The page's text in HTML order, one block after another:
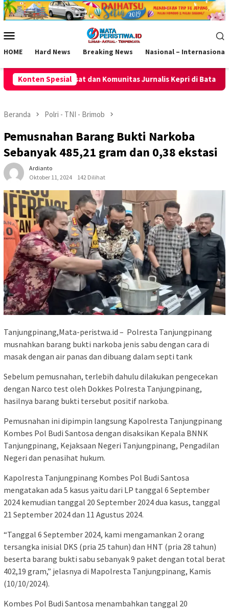
Loncat
ke
Mobile
HOME Hard News Breaking News Nasional – Internasional
Konten Spesial
Jurnalis Kepri di Batam Dishub Gresik Tegas!
Beranda Polri - TNI - Brimob
Pemusnahan Barang Bukti Narkoba
Sebanyak 485,21 gram dan 0,38 ekstasi
Ardianto
Oktober 11, 2024
142 Dilihat
Tanjungpinang,Mata-peristwa.id – Polresta Tanjungpinang
musnahkan barang bukti narkoba jenis sabu dengan cara di
masak dengan air panas dan dibuang dalam septi tank
Sebelum pemusnahan, terlebih dahulu dilakukan pengecekan
dengan Narco test oleh Dokkes Polresta Tanjungpinang,
hasilnya barang bukti tersebut positif narkoba.
Pemusnahan ini dipimpin langsung Kapolresta Tanjungpinang
Kombes Pol Budi Santosa dengan disaksikan Kepala BNNK
Tanjungpinang, Kejaksaan Negeri Tanjungpinang, Pengadilan
Negeri dan penasihat hukum.
Kapolresta Tanjungpinang Kombes Pol Budi Santosa
mengatakan ada 5 kasus yaitu dari LP tanggal 6 September
2024 kemudian tanggal 20 September 2024 dua kasus, tanggal
21 September 2024 dan 11 Agustus 2024.
“Tanggal 6 September 2024, kami mengamankan 2 orang
tersangka inisial DKS (pria 25 tahun) dan HNT (pria 28 tahun)
beserta barang bukti sabu sebanyak 9 paket dengan total berat
402,19 gram,” jelasnya di Mapolresta Tanjungpinang, Kamis
(10/10/2024).
Kombes Pol Budi Santosa menambahkan tanggal 20